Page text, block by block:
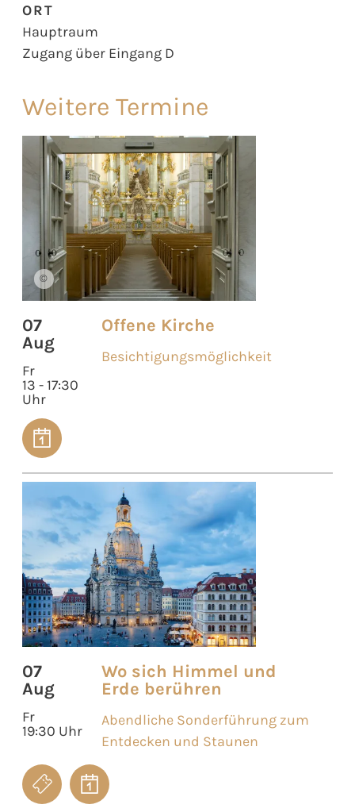
ORT
Hauptraum
Zugang über Eingang D
Weitere Termine
©
07
Aug
Fr
13 - 17:30
Uhr
Offene Kirche
Besichtigungsmöglichkeit
07
Aug
Fr
19:30 Uhr
Wo sich Himmel und
Erde berühren
Abendliche Sonderführung zum
Entdecken und Staunen